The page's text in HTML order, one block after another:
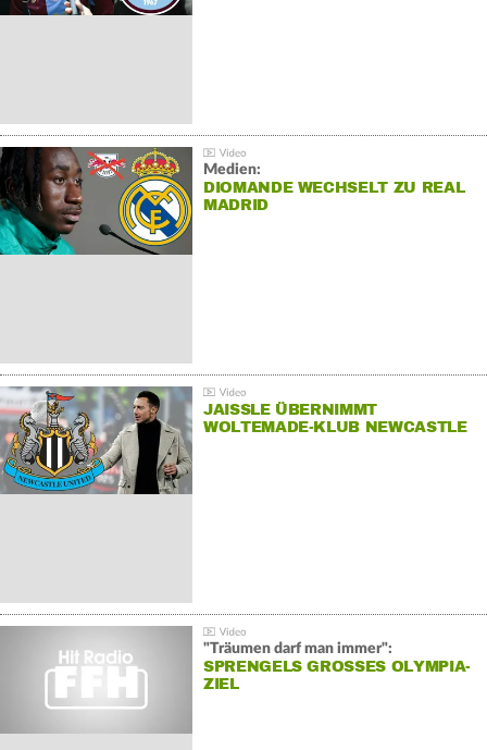
Medien:
DIOMANDE WECHSELT ZU REAL
MADRID
JAISSLE ÜBERNIMMT
WOLTEMADE-KLUB NEWCASTLE
"Träumen darf man immer":
SPRENGELS GROSSES OLYMPIA-Z
IEL